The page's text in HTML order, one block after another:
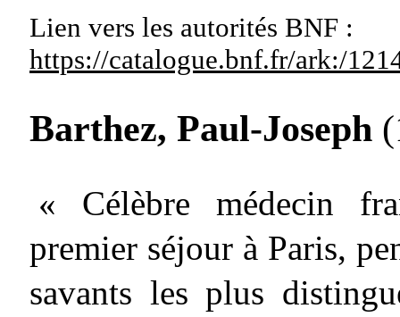
Lien vers les autorités BNF :
https://catalogue.bnf.fr/ark:/
Barthez, Paul-Joseph
« Célèbre médecin
premier séjour à Paris,
savants les plus